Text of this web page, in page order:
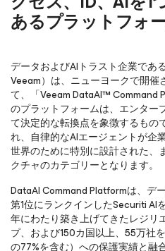
あるプラットフォ
データおよびAIトラスト企業である
Veeam）は、ニューヨークで開催
て、「Veeam DataAI™ Command
のプラットフォームは、エンター
て決定的な転換点を象徴するもの
れ、自律的なAIエージェントが企
世界のために特別に設計された、
クチャのカテゴリーとなります。
DataAI Command Platformは、デ
第1位にランクインしたSecuriti AI
年にわたり築き上げてきたレジリ
プ、および150カ国以上、55万社
の77%を含む）への保護実績と融